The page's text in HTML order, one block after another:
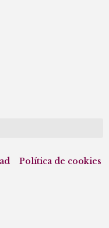
Política de cookies